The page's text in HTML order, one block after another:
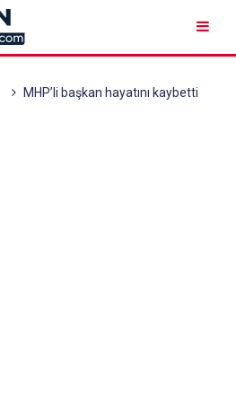
MHP’li başkan hayatını kaybetti